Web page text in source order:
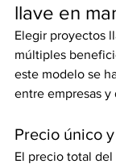
llave en
Elegir proyectos
múltiples
este modelo se
entre empresas y
Precio único
El precio total